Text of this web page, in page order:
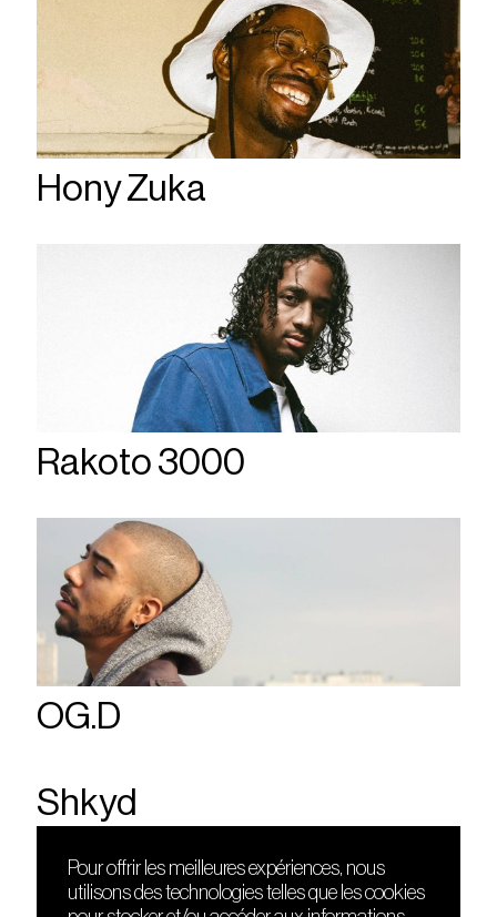
Hony Zuka
Rakoto 3000
OG.D
Shkyd
DÉCOUVRIR
FRIENDS
Pour offrir les meilleures expériences, nous
utilisons des technologies telles que les cookies